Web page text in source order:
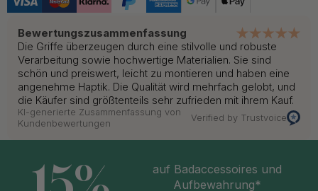
Bewertungszusammenfassung
Die Griffe überzeugen durch eine stilvolle und robuste
Verarbeitung sowie hochwertige Materialien. Sie sind
schön und preiswert, leicht zu montieren und haben eine
angenehme Haptik. Die Qualität wird mehrfach gelobt, und
die Käufer sind größtenteils sehr zufrieden mit ihrem Kauf.
KI-generierte Zusammenfassung von
Kundenbewertungen
Verified by Trustvoice
auf Badaccessoires und
Aufbewahrung*